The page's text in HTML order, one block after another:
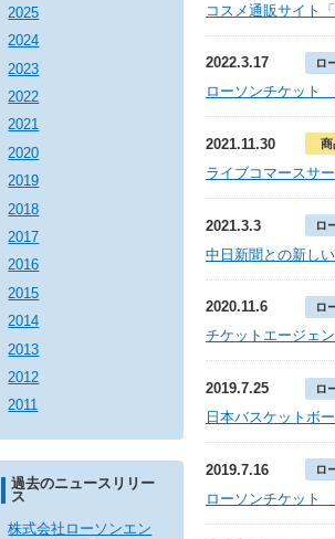
2025
2024
2023
2022
2021
2020
2019
2018
2017
2016
2015
2014
2013
2012
2011
過去のニュースリリー
ス
株式会社ローソンエン
コスメ通販サイト
2022.3.17 ロ
ローソンチケット
2021.11.30 商
ライブコマースサ
2021.3.3 ロ
中日新聞との新し
2020.11.6 ロ
チケットエージェ
2019.7.25 ロ
日本バスケットボ
2019.7.16 ロ
ローソンチケット